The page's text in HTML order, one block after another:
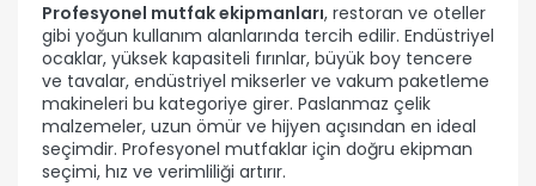
Profesyonel mutfak ekipmanları, restoran ve oteller
gibi yoğun kullanım alanlarında tercih edilir. Endüstriyel
ocaklar, yüksek kapasiteli fırınlar, büyük boy tencere
ve tavalar, endüstriyel mikserler ve vakum paketleme
makineleri bu kategoriye girer. Paslanmaz çelik
malzemeler, uzun ömür ve hijyen açısından en ideal
seçimdir. Profesyonel mutfaklar için doğru ekipman
seçimi, hız ve verimliliği artırır.